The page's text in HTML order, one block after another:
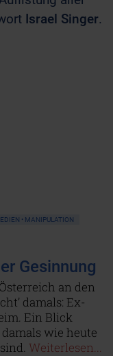
Israel Singer.
• MANIPULATION
Gesinnung
an den
damals: Ex-
Ein Blick
wie heute
Weiterlesen...